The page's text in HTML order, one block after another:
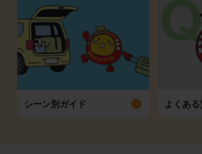
シーン別ガイド よくある